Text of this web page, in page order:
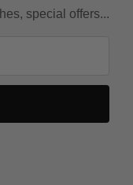
special offers...